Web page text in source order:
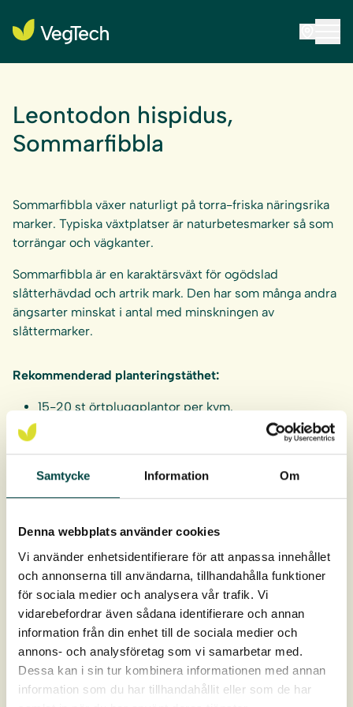
Samtycke Information Om
Denna webbplats använder cookies
Vi använder enhetsidentifierare för att anpassa innehållet
och annonserna till användarna, tillhandahålla funktioner
för sociala medier och analysera vår trafik. Vi
vidarebefordrar även sådana identifierare och annan
information från din enhet till de sociala medier och
annons- och analysföretag som vi samarbetar med.
Dessa kan i sin tur kombinera informationen med annan
information som du har tillhandahållit eller som de har
Leontodon hispidus,
Sommarfibbla
Sommarfibbla växer naturligt på torra-friska näringsrika
marker. Typiska växtplatser är naturbetesmarker så som
torrängar och vägkanter.
Sommarfibbla är en karaktärsväxt för ogödslad
slåtterhävdad och artrik mark. Den har som många andra
ängsarter minskat i antal med minskningen av
slåttermarker.
Rekommenderad planteringstäthet:
15-20 st örtpluggplantor per kvm.
5-10 st örtpluggplantor per kvm vid kombination
Örtpluggplantorna levereras i hela brätten om 40 st.
rotvolym.
Leverans: April-oktober